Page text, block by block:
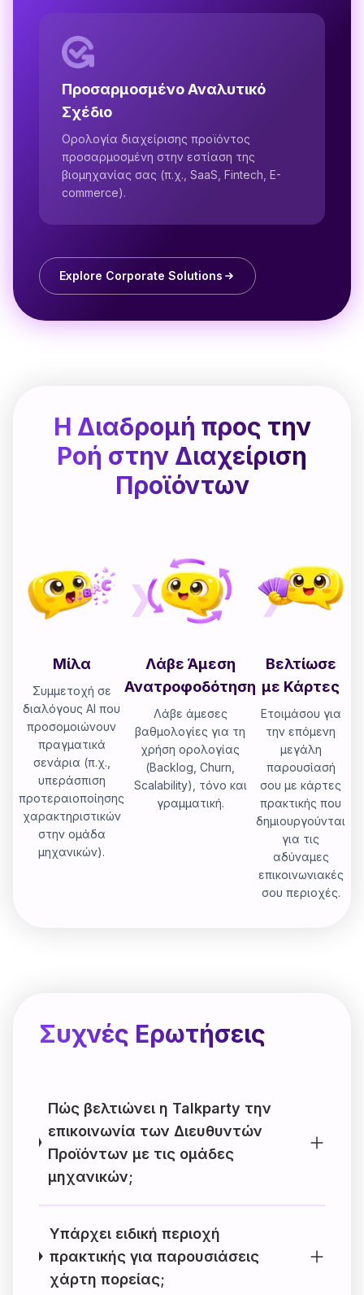
Προσαρμοσμένο Αναλυτικό
Σχέδιο
Ορολογία διαχείρισης προϊόντος
προσαρμοσμένη στην εστίαση της
βιομηχανίας σας (π.χ., SaaS, Fintech, E-
commerce).
Explore Corporate Solutions
Η Διαδρομή προς την
Ροή στην Διαχείριση
Προϊόντων
Μίλα
Συμμετοχή σε
διαλόγους AI που
προσομοιώνουν
πραγματικά
σενάρια (π.χ.,
υπεράσπιση
προτεραιοποίησης
χαρακτηριστικών
στην ομάδα
μηχανικών).
Λάβε Άμεση
Ανατροφοδότηση
Λάβε άμεσες
βαθμολογίες για τη
χρήση ορολογίας
(Backlog, Churn,
Scalability), τόνο και
γραμματική.
Βελτίωσε
με Κάρτες
Ετοιμάσου για
την επόμενη
μεγάλη
παρουσίασή
σου με κάρτες
πρακτικής που
δημιουργούνται
για τις
αδύναμες
επικοινωνιακές
σου περιοχές.
Συχνές Ερωτήσεις
Πώς βελτιώνει η Talkparty την
επικοινωνία των Διευθυντών
Προϊόντων με τις ομάδες
μηχανικών;
Υπάρχει ειδική περιοχή
πρακτικής για παρουσιάσεις
χάρτη πορείας;